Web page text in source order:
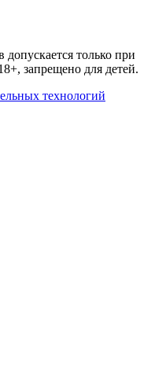
только при
запрещено для детей.
технологий